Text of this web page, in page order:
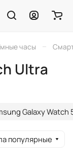
часы –
Ultra
Galaxy Watch
популярные